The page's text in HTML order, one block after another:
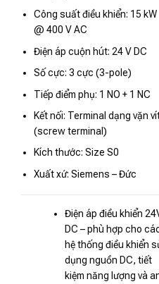
Công suất điều khiển: 15 kW
@ 400 V AC
Điện áp cuộn hút: 24 V DC
Số cực: 3 cực (3-pole)
Tiếp điểm phụ: 1 NO + 1 NC
Kết nối: Terminal dạng vặn
(screw terminal)
Kích thước: Size S0
Xuất xứ: Siemens – Đức
Điện áp điều khiển
DC – phù hợp cho
hệ thống điều khiển
dụng nguồn DC, tiết
kiệm năng lượng và